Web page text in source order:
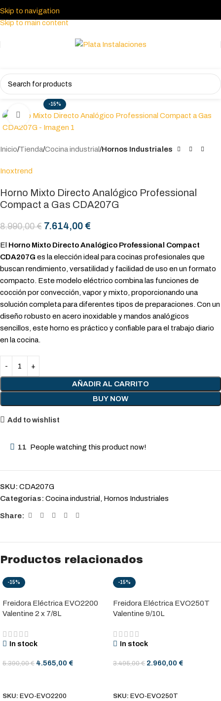
Skip to navigation
Skip to main content
-15%
Click to enlarge
Inicio Tienda Cocina industrial Hornos Industriales
Inoxtrend
Horno Mixto Directo Analógico Professional
Compact a Gas CDA207G
8.990,00€ 7.614,00 €
El Horno Mixto Directo Analógico Professional Compact
CDA207G es la elección ideal para cocinas profesionales que
buscan rendimiento, versatilidad y facilidad de uso en un formato
compacto. Este modelo eléctrico combina las funciones de
cocción por convección, vapor y mixto, proporcionando una
solución completa para diferentes tipos de preparaciones. Con un
diseño robusto en acero inoxidable y mandos analógicos
sencillos, este horno es práctico y confiable para el trabajo diario
en la cocina.
AÑADIR AL CARRITO
BUY NOW
Add to wishlist
11 People watching this product now!
SKU: CDA207G
Categorías: Cocina industrial , Hornos Industriales
Share:
Productos relacionados
-15%
Freidora Eléctrica EVO2200
Valentine 2 x 7/8L
In stock
5.390,00€ 4.565,00 €
SKU: EVO-EVO2200
-15%
Freidora Eléctrica EVO250T
Valentine 9/10L
In stock
3.495,00€ 2.960,00 €
SKU: EVO-EVO250T